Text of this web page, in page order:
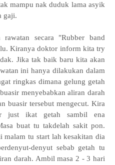
mampu nak duduk lama asyik
gaji.
secara "Rubber band
Kiranya doktor inform kita try
Jika tak baik baru kita akan
ini hanya dilakukan dalam
ringkas dimana gelung getah
menyebabkan aliran darah
buasir tersebut mengecut. Kira
ikat getah sambil ena
buat tu takdelah sakit pon.
tu start lah kesakitan dia
denyut sebab getah tu
darah. Ambil masa 2 - 3 hari